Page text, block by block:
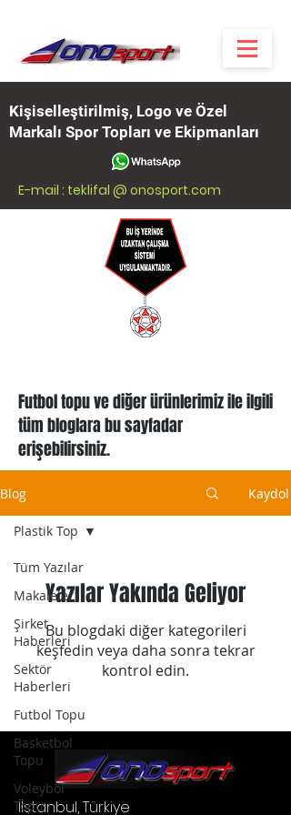
Kişiselleştirilmiş, Logo ve Özel
Markalı Spor Topları ve Ekipmanları
E-mail : teklifal @ onosport.com
Futbol topu ve diğer ürünlerimiz ile ilgili
tüm bloglara bu sayfadar
erişebilirsiniz.
Blog Kaydol
Tüm Yazılar
Makaleler
Şirket
Haberleri
Sektör
Haberleri
Futbol Topu
Basketbol
Topu
Voleybol
Topu
Plastik Top
Yazılar Yakında Geliyor
Bu blogdaki diğer kategorileri
keşfedin veya daha sonra tekrar
kontrol edin.
İİstanbul, Türkiye